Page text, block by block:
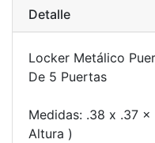
Detalle
Locker Metálico
De 5 Puertas
Medidas: .38 x .37 x
Altura )